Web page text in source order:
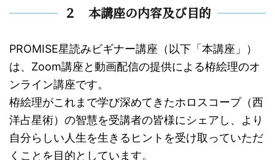
２ 本講座の内容及び目的
PROMISE星読みビギナー講座（以下「本講座」）
は、Zoom講座と動画配信の提供による栫絵理のオ
ンライン講座です。
栫絵理がこれまで学び深めてきたホロスコープ（西
洋占星術）の智慧を受講者の皆様にシェアし、より
自分らしい人生を生きるヒントを受け取っていただ
くことを目的としています。